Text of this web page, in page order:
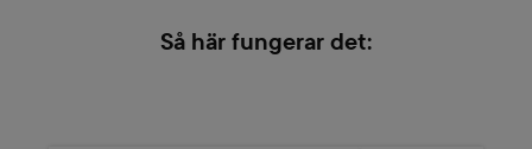
Så här fungerar det: